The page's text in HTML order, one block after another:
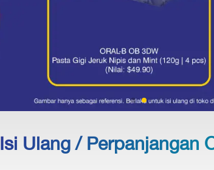
Isi Ulang / Perpanjangan